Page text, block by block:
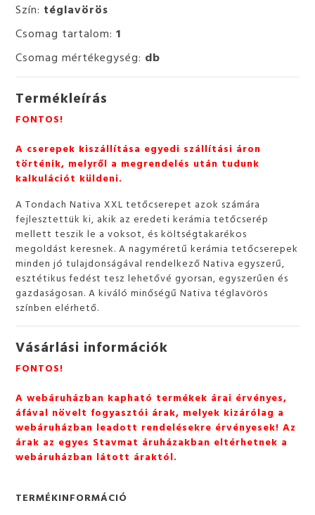
Szín: téglavörös
Csomag tartalom:1
Csomag mértékegység: db
Termékleírás
FONTOS!
A cserepek kiszállítása egyedi szállítási áron
történik, melyről a megrendelés után tudunk
kalkulációt küldeni.
A Tondach Nativa XXL tetőcserepet azok számára
fejlesztettük ki, akik az eredeti kerámia tetőcserép
mellett teszik le a voksot, és költségtakarékos
megoldást keresnek. A nagyméretű kerámia tetőcserepek
minden jó tulajdonságával rendelkező Nativa egyszerű,
esztétikus fedést tesz lehetővé gyorsan, egyszerűen és
gazdaságosan. A kiváló minőségű Nativa téglavörös
színben elérhető.
Vásárlási információk
FONTOS!
A webáruházban kapható termékek árai érvényes,
áfával növelt fogyasztói árak, melyek kizárólag a
webáruházban leadott rendelésekre érvényesek! Az
árak az egyes Stavmat áruházakban eltérhetnek a
webáruházban látott áraktól.
TERMÉKINFORMÁCIÓ